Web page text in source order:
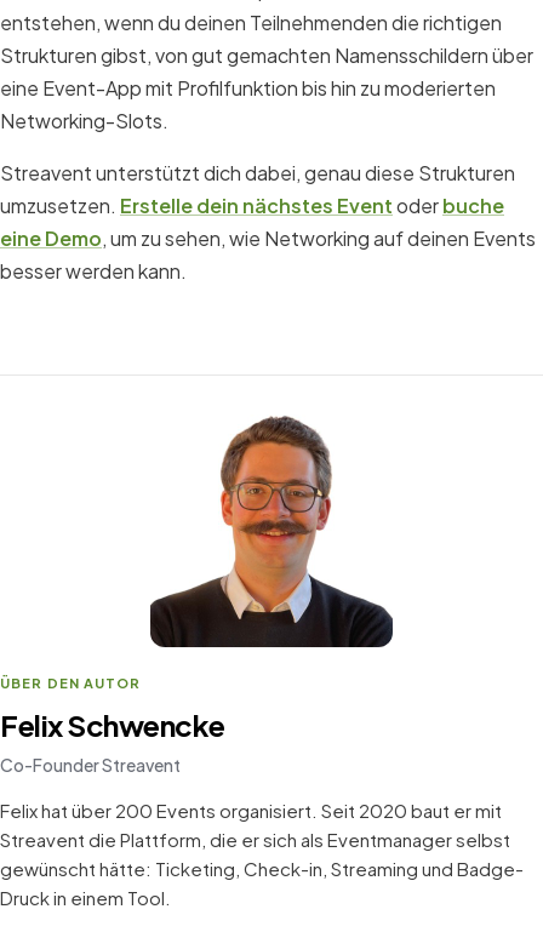
entstehen, wenn du deinen Teilnehmenden die richtigen
Strukturen gibst, von gut gemachten Namensschildern über
eine Event-App mit Profilfunktion bis hin zu moderierten
Networking-Slots.
Streavent unterstützt dich dabei, genau diese Strukturen
umzusetzen. Erstelle dein nächstes Eventoderbuche
eine Demo, um zu sehen, wie Networking auf deinen Events
besser werden kann.
ÜBER DEN AUTOR
Felix Schwencke
Co-Founder Streavent
Felix hat über 200 Events organisiert. Seit 2020 baut er mit
Streavent die Plattform, die er sich als Eventmanager selbst
gewünscht hätte: Ticketing, Check-in, Streaming und Badge-
Druck in einem Tool.